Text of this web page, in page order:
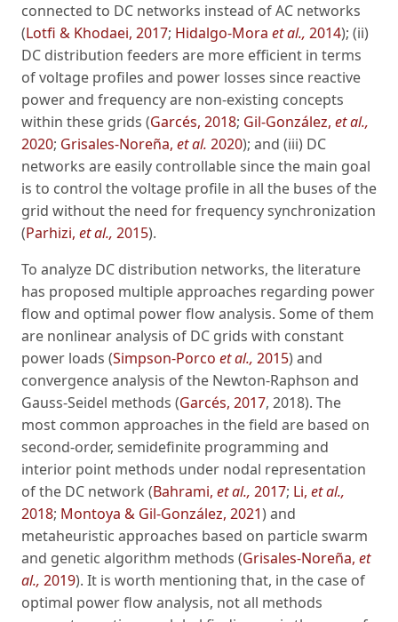
connected to DC networks instead of AC networks
(Lotfi & Khodaei, 2017; Hidalgo-Mora et al., 2014); (ii)
DC distribution feeders are more efficient in terms
of voltage profiles and power losses since reactive
power and frequency are non-existing concepts
within these grids (Garcés, 2018; Gil-González, et al.,
2020; Grisales-Noreña, et al. 2020); and (iii) DC
networks are easily controllable since the main goal
is to control the voltage profile in all the buses of the
grid without the need for frequency synchronization
(Parhizi, et al., 2015).
To analyze DC distribution networks, the literature
has proposed multiple approaches regarding power
flow and optimal power flow analysis. Some of them
are nonlinear analysis of DC grids with constant
power loads (Simpson-Porco et al., 2015) and
convergence analysis of the Newton-Raphson and
Gauss-Seidel methods (Garcés, 2017, 2018). The
most common approaches in the field are based on
second-order, semidefinite programming and
interior point methods under nodal representation
of the DC network (Bahrami, et al., 2017; Li, et al.,
2018; Montoya & Gil-González, 2021) and
metaheuristic approaches based on particle swarm
and genetic algorithm methods (Grisales-Noreña, et
al., 2019). It is worth mentioning that, in the case of
optimal power flow analysis, not all methods